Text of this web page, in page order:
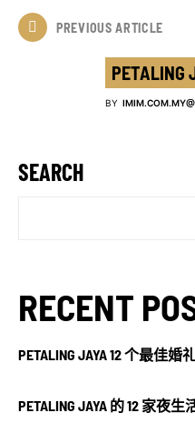
PREVIOUS ARTICLE
BY
SEARCH
RECENT
PETALING JAYA 12 个最佳婚
PETALING JAYA 的 12 家夜生